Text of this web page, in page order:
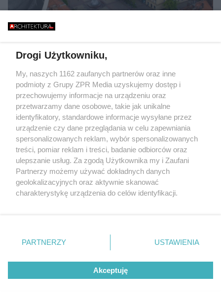
PODCAST ARCHITEKTONICZNY
katowickiej Superjednostce
r
a
P
r
z
w
i
1
0
d
o
t
u
P
r
z
w
i
1
0
d
o
p
r
o
o
s
Tu podłoga może być sufitem, a budynki drukuje
Drogi Użytkowniku,
My, naszych 1162 zaufanych partnerów oraz inne
podmioty z Grupy ZPR Media uzyskujemy dostęp i
przechowujemy informacje na urządzeniu oraz
przetwarzamy dane osobowe, takie jak unikalne
identyfikatory, standardowe informacje wysyłane przez
urządzenie czy dane przeglądania w celu zapewniania
spersonalizowanych reklam, wybór spersonalizowanych
treści, pomiar reklam i treści, badanie odbiorców oraz
ulepszanie usług. Za zgodą Użytkownika my i Zaufani
Partnerzy możemy używać dokładnych danych
geolokalizacyjnych oraz aktywnie skanować
charakterystykę urządzenia do celów identyfikacji.
zmienić/wycofać klikając przycisk ustawień prywatności
znajdujący się w lewym dolnym rogu strony
rodzaje przetwarzania danych nie wymagają zgody
użytkownika, ale masz prawo sprzeciwić się takiemu
przetwarzaniu. Preferencje będą miały zastosowanie tylko
PARTNERZY USTAWIENIA
Akceptuję